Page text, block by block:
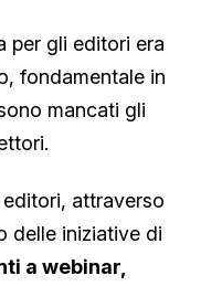
per gli editori era
fondamentale in
mancati gli
attraverso
delle iniziative di
a webinar,